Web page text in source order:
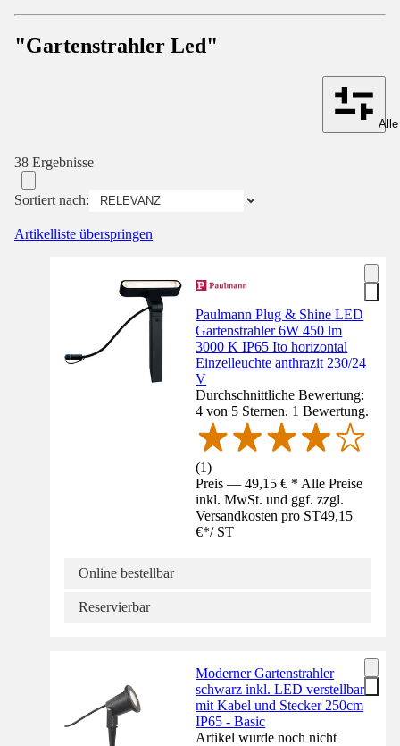
"Gartenstrahler Led"
38 Ergebnisse
Sortiert nach:
Artikelliste überspringen
Paulmann Plug & Shine LED
Gartenstrahler 6W 450 lm
3000 K IP65 Ito horizontal
Einzelleuchte anthrazit 230/24
V
Durchschnittliche Bewertung:
4 von 5 Sternen. 1 Bewertung.
(1)
Preis — 49,15 € * Alle Preise
inkl. MwSt. und ggf. zzgl.
Versandkosten pro ST49,15
€*/ ST
Online bestellbar
Reservierbar
Moderner Gartenstrahler
schwarz inkl. LED verstellbar
mit Kabel und Stecker 250cm
IP65 - Basic
Artikel wurde noch nicht